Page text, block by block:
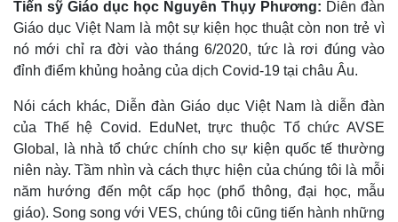
Tiến sỹ Giáo dục học Nguyễn Thụy Phương: Diễn đàn
Giáo dục Việt Nam là một sự kiện học thuật còn non trẻ vì
nó mới chỉ ra đời vào tháng 6/2020, tức là rơi đúng vào
đỉnh điểm khủng hoảng của dịch Covid-19 tại châu Âu.
Nói cách khác, Diễn đàn Giáo dục Việt Nam là diễn đàn
của Thế hệ Covid. EduNet, trực thuộc Tổ chức AVSE
Global, là nhà tổ chức chính cho sự kiện quốc tế thường
niên này. Tầm nhìn và cách thực hiện của chúng tôi là mỗi
năm hướng đến một cấp học (phổ thông, đại học, mẫu
giáo). Song song với VES, chúng tôi cũng tiến hành những